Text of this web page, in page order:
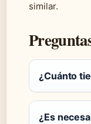
similar.
¿Cuánto
¿Es